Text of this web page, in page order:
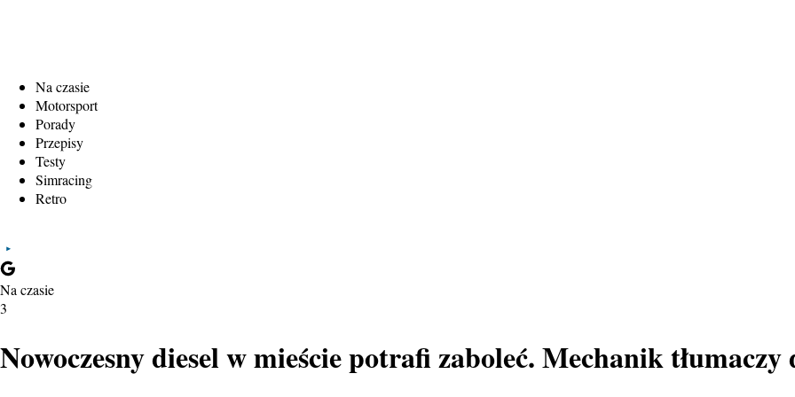
Na czasie
Motorsport
Porady
Przepisy
Testy
Simracing
Retro
Na czasie
3
Nowoczesny diesel w mieście potrafi zaboleć. Mechanik tłumaczy